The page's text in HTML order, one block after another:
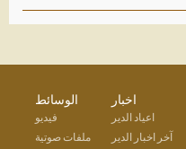
اخبار
اعياد الدير
آخر اخبار الدير
الوسائط
فيديو
ملفات صوتية